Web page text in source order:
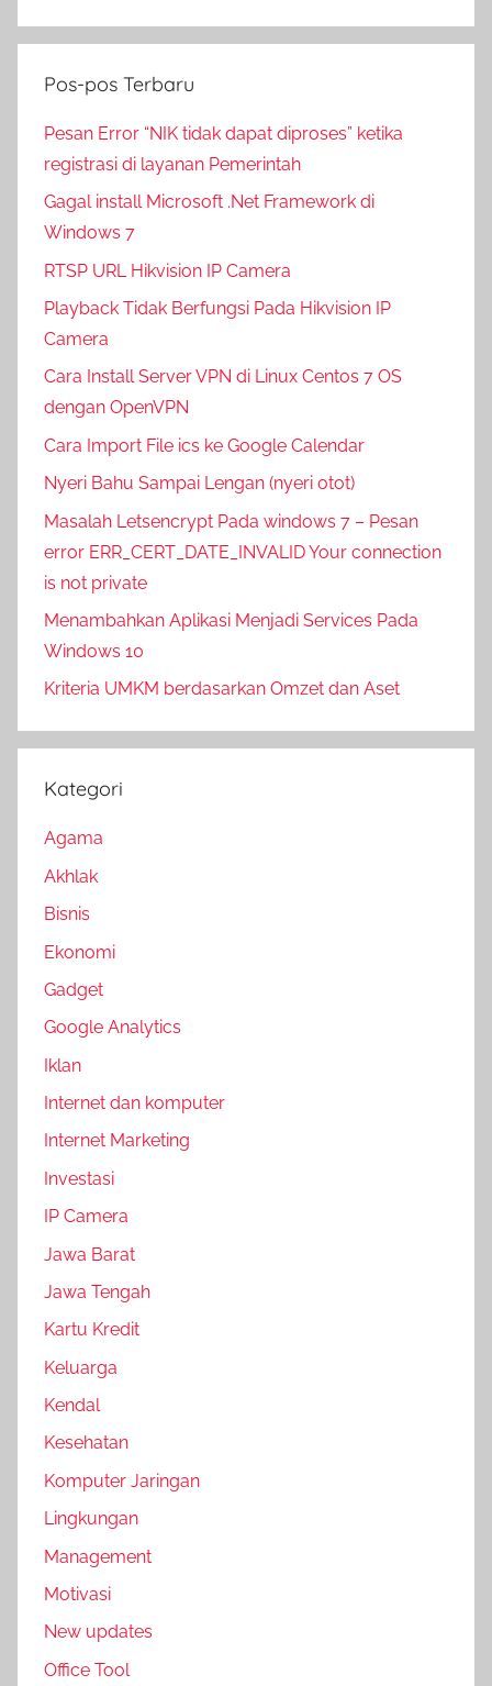
Pos-pos Terbaru
Pesan Error “NIK tidak dapat diproses” ketika
registrasi di layanan Pemerintah
Gagal install Microsoft .Net Framework di
Windows 7
RTSP URL Hikvision IP Camera
Playback Tidak Berfungsi Pada Hikvision IP
Camera
Cara Install Server VPN di Linux Centos 7 OS
dengan OpenVPN
Cara Import File ics ke Google Calendar
Nyeri Bahu Sampai Lengan (nyeri otot)
Masalah Letsencrypt Pada windows 7 – Pesan
error ERR_CERT_DATE_INVALID Your connection
is not private
Menambahkan Aplikasi Menjadi Services Pada
Windows 10
Kriteria UMKM berdasarkan Omzet dan Aset
Kategori
Agama
Akhlak
Bisnis
Ekonomi
Gadget
Google Analytics
Iklan
Internet dan komputer
Internet Marketing
Investasi
IP Camera
Jawa Barat
Jawa Tengah
Kartu Kredit
Keluarga
Kendal
Kesehatan
Komputer Jaringan
Lingkungan
Management
Motivasi
New updates
Office Tool